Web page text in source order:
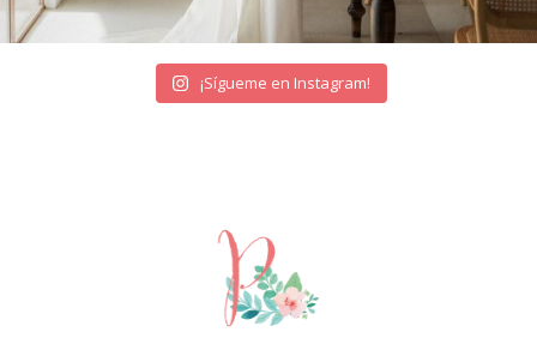
¡Sígueme en Instagram!